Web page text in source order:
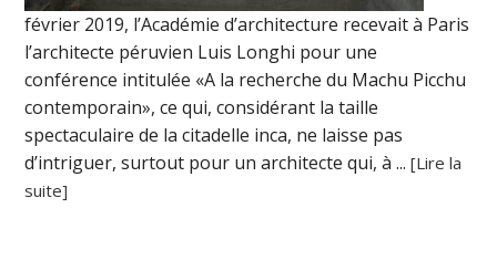
février 2019, l’Académie d’architecture recevait à Paris
l’architecte péruvien Luis Longhi pour une
conférence intitulée «A la recherche du Machu Picchu
contemporain», ce qui, considérant la taille
spectaculaire de la citadelle inca, ne laisse pas
d’intriguer, surtout pour un architecte qui, à ...[Lire la
suite]